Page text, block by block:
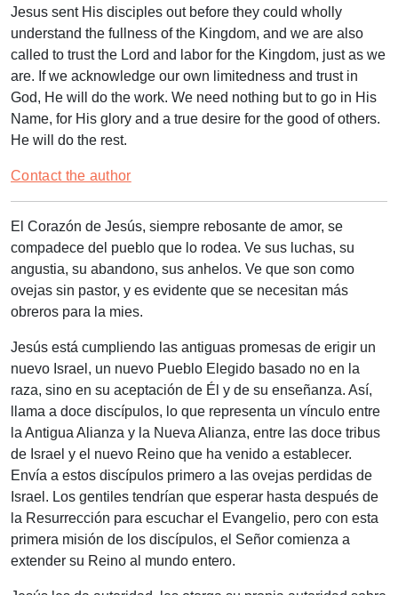
Jesus sent His disciples out before they could wholly
understand the fullness of the Kingdom, and we are also
called to trust the Lord and labor for the Kingdom, just as we
are. If we acknowledge our own limitedness and trust in
God, He will do the work. We need nothing but to go in His
Name, for His glory and a true desire for the good of others.
He will do the rest.
Contact the author
El Corazón de Jesús, siempre rebosante de amor, se
compadece del pueblo que lo rodea. Ve sus luchas, su
angustia, su abandono, sus anhelos. Ve que son como
ovejas sin pastor, y es evidente que se necesitan más
obreros para la mies.
Jesús está cumpliendo las antiguas promesas de erigir un
nuevo Israel, un nuevo Pueblo Elegido basado no en la
raza, sino en su aceptación de Él y de su enseñanza. Así,
llama a doce discípulos, lo que representa un vínculo entre
la Antigua Alianza y la Nueva Alianza, entre las doce tribus
de Israel y el nuevo Reino que ha venido a establecer.
Envía a estos discípulos primero a las ovejas perdidas de
Israel. Los gentiles tendrían que esperar hasta después de
la Resurrección para escuchar el Evangelio, pero con esta
primera misión de los discípulos, el Señor comienza a
extender su Reino al mundo entero.